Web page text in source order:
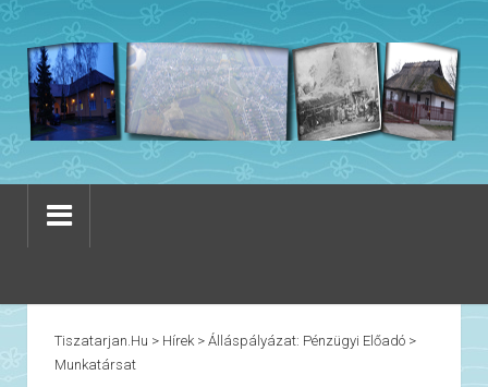
Tiszatarjan.hu > Hírek> Álláspályázat: Pénzügyi Előadó >
Munkatársat